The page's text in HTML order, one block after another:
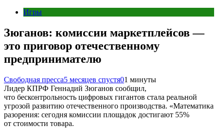
Игры
Зюганов: комиссии маркетплейсов —
это приговор отечественному
предпринимателю
Свободная пресса5 месяцев спустя01 минуты
Лидер КПРФ Геннадий Зюганов сообщил,
что бесконтрольность цифровых гигантов стала реальной
угрозой развитию отечественного производства. «Математика
разорения: сегодня комиссии площадок достигают 55%
от стоимости товара.